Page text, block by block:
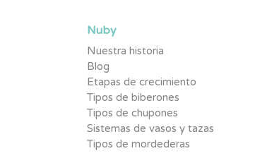
Nuby
Nuestra historia
Blog
Etapas de crecimiento
Tipos de biberones
Tipos de chupones
Sistemas de vasos y tazas
Tipos de mordederas